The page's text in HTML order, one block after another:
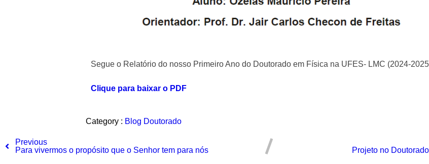
Segue o Relatório do nosso Primeiro Ano do Doutorado em Física na UFES- LMC (2024-
Clique para baixar o PDF
Category : Blog Doutorado
Previous
Para vivermos o propósito que o Senhor tem para nós
Projeto no